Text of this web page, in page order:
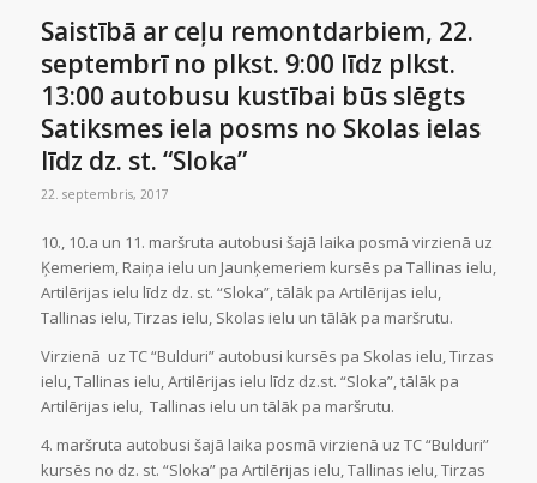
Saistībā ar ceļu remontdarbiem, 22.
septembrī no plkst. 9:00 līdz plkst.
13:00 autobusu kustībai būs slēgts
Satiksmes iela posms no Skolas ielas
līdz dz. st. “Sloka”
22. septembris, 2017
10., 10.a un 11. maršruta autobusi šajā laika posmā virzienā uz
Ķemeriem, Raiņa ielu un Jaunķemeriem kursēs pa Tallinas ielu,
Artilērijas ielu līdz dz. st. “Sloka”, tālāk pa Artilērijas ielu,
Tallinas ielu, Tirzas ielu, Skolas ielu un tālāk pa maršrutu.
Virzienā uz TC “Bulduri” autobusi kursēs pa Skolas ielu, Tirzas
ielu, Tallinas ielu, Artilērijas ielu līdz dz.st. “Sloka”, tālāk pa
Artilērijas ielu, Tallinas ielu un tālāk pa maršrutu.
4. maršruta autobusi šajā laika posmā virzienā uz TC “Bulduri”
kursēs no dz. st. “Sloka” pa Artilērijas ielu, Tallinas ielu, Tirzas